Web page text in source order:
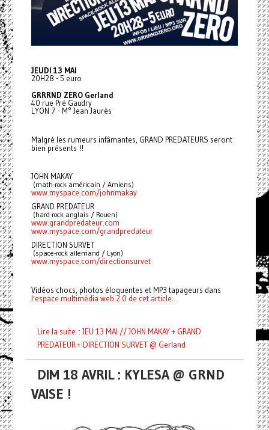
JEUDI 13 MAI
20H28 - 5 euro
GRRRND ZERO Gerland
40 rue Pré Gaudry
LYON 7 - M° Jean Jaurès
Malgré les rumeurs infâmantes, GRAND PREDATEURS seront
bien présents !!
JOHN MAKAY
(math-rock américain / Amiens)
www.myspace.com/johnmakay
GRAND PREDATEUR
(hard-rock anglais / Rouen)
www.grandpredateur.com
www.myspace.com/grandpredateur
DIRECTION SURVET
(space-rock allemand / Lyon)
www.myspace.com/directionsurvet
Vidéos chocs, photos éloquentes et MP3 tapageurs dans
l'espace multimédia web 2.0 de cet article...
Lire la suite : JEU 13 MAI // JOHN MAKAY + GRAND
PREDATEUR + DIRECTION SURVET @ Gerland
DIM 18 AVRIL : KYLESA @ GRND
VAISE !